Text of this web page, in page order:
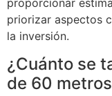
proporcionar
priorizar aspectos
la inversión.
¿Cuánto se
de 60